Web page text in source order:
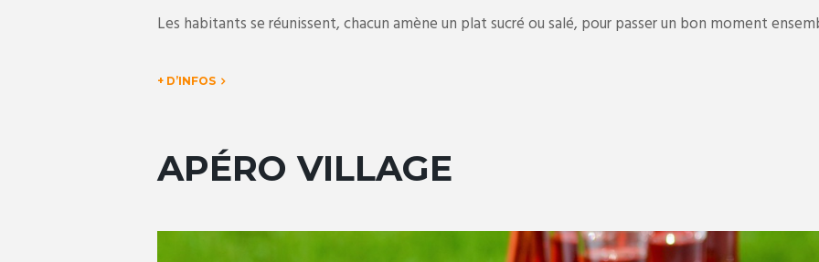
Les habitants se réunissent, chacun amène un plat sucré ou salé, pour passer un bon moment
+ D’INFOS
APÉRO VILLAGE